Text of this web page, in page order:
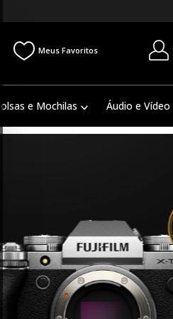
Meus Favoritos
e Mochilas Áudio e Vídeo